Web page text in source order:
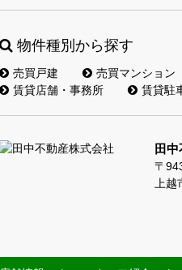
物件種別から探す
売買戸建 売買マンション
賃貸店舗・事務所
賃貸駐
田
〒
上